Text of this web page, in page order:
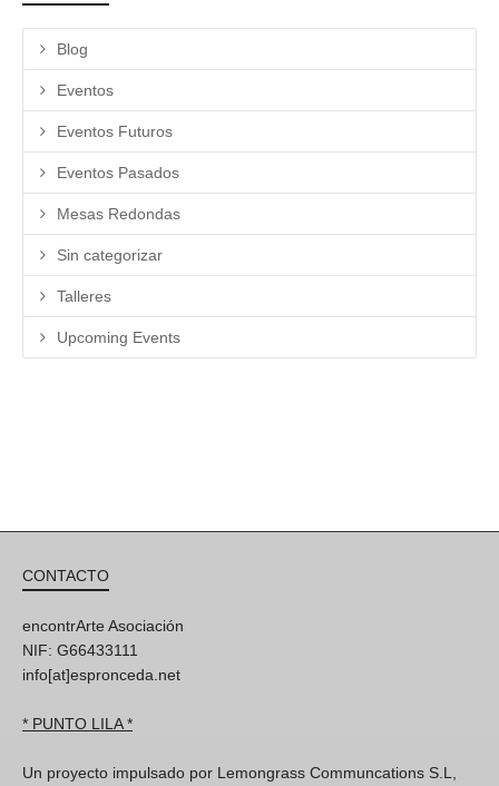
Blog
Eventos
Eventos Futuros
Eventos Pasados
Mesas Redondas
Sin categorizar
Talleres
Upcoming Events
CONTACTO
encontrArte Asociación
NIF: G66433111
info[at]espronceda.net
* PUNTO LILA *
Un proyecto impulsado por Lemongrass Communcations S.L,